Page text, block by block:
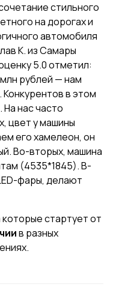
стильного
на дорогах и
автомобиля
К. из Самары
5.0 отметил:
рублей — нам
в этом
нас часто
цвет у машины
его хамелеон, он
Во-вторых, машина
(4535*1845). В-
фары, делают
стартует от
в разных